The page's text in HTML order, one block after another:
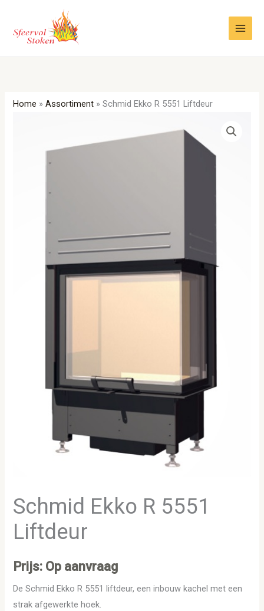
inhoud
Home »Assortiment »Schmid Ekko R 5551 Liftdeur
Schmid Ekko R 5551
Liftdeur
Prijs: Op aanvraag
De Schmid Ekko R 5551 liftdeur, een inbouw kachel met een
strak afgewerkte hoek.